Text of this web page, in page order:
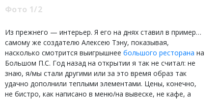
Фото 1/2
Из прежнего — интерьер. Я его на днях ставил в пример…
самому же создателю Алексею Тэну, показывая,
насколько смотрится выигрышнее большого ресторана на
Большом П.С. Год назад на открытии я так не считал: не
знаю, я/мы стали другими или за это время образ так
удачно дополнили теплыми элементами. Цены, конечно,
не бистро, как написано в меню/на вывеске, не кафе, а